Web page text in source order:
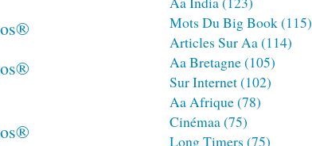
Mots Du Big Book(115)
Articles Sur Aa(114)
Aa Bretagne(105)
Sur Internet(102)
Aa Afrique(78)
Cinémaa(75)
Long Timers (75)